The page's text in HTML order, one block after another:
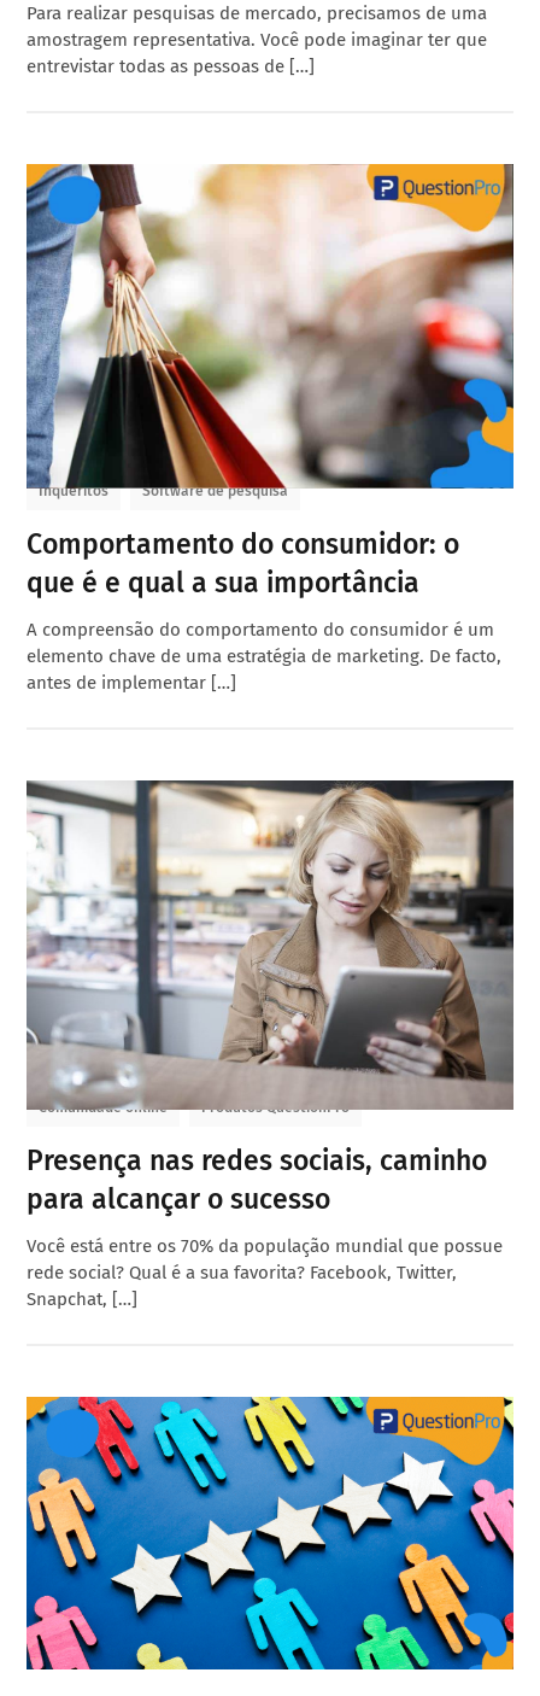
Para realizar pesquisas de mercado, precisamos de uma
amostragem representativa. Você pode imaginar ter que
entrevistar todas as pessoas de […]
Inqueritos Software de pesquisa
Comportamento do consumidor: o
que é e qual a sua importância
A compreensão do comportamento do consumidor é um
elemento chave de uma estratégia de marketing. De facto,
antes de implementar […]
Comunidade online Produtos QuestionPro
Presença nas redes sociais, caminho
para alcançar o sucesso
Você está entre os 70% da população mundial que possue
rede social? Qual é a sua favorita? Facebook, Twitter,
Snapchat, […]